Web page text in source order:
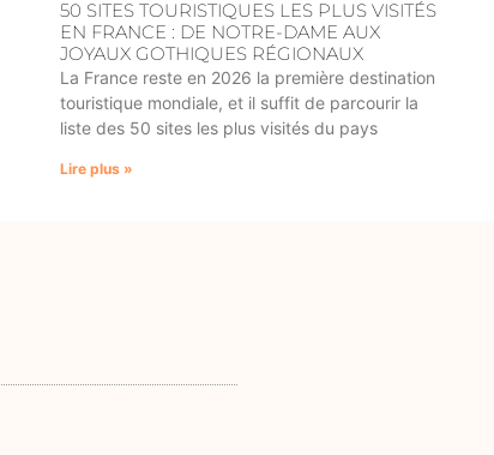
50 SITES TOURISTIQUES LES PLUS VISITÉS
EN FRANCE : DE NOTRE-DAME AUX
JOYAUX GOTHIQUES RÉGIONAUX
La France reste en 2026 la première destination
touristique mondiale, et il suffit de parcourir la
liste des 50 sites les plus visités du pays
Lire plus »